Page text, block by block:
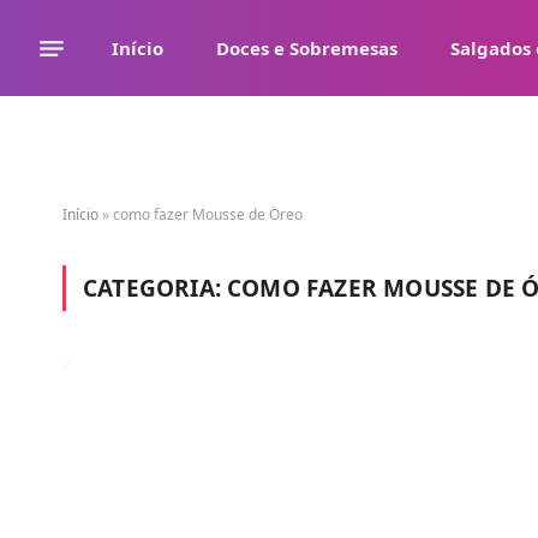
Início Doces e Sobremesas Salgados
Início »como fazer Mousse de Óreo
CATEGORIA: COMO FAZER MOUSSE DE